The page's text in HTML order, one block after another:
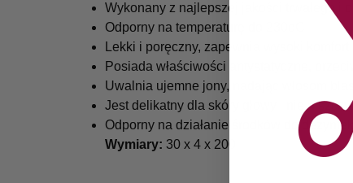
Wykonany z najlepszej jakości trwałego i
Odporny na temperaturę do 230oC
Lekki i poręczny, zapewnia wysoki komfort
Posiada właściwości antystatyczne,
Uwalnia ujemne jony, nadając włosom
Jest delikatny dla skóry głowy i nie
Odporny na działanie środków do
Wymiary: 30 x 4 x 200